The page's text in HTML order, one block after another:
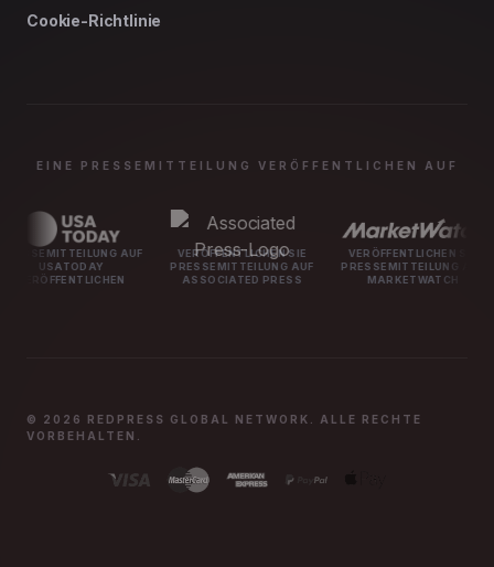
Cookie-Richtlinie
EINE PRESSEMITTEILUNG VERÖFFENTLICHEN AUF
AUF
VERÖFFENTLICHEN SIE
PRESSEMITTEILUNG AUF
ASSOCIATED PRESS
VERÖFFENTLICHEN SIE
PRESSEMITTEILUNG AUF
MARKETWATCH
© 2026 REDPRESS GLOBAL NETWORK. ALLE RECHTE
VORBEHALTEN.